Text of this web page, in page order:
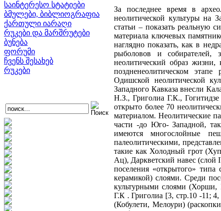
საინტერესო სტატიები
ბმულები, ბიბლიოგრაფია
ქართული იარაღი
რუკები და მარშრუტები
ბუნება
ფორუმი
ჩვენს შესახებ
რუკები
За последнее время в археологической литературе появилось мнение отрицавшее существование неолитической культуры на Западном Кавказе [11, стр.84-93; 21, стр.9-21; 22, стр.6 -19]. Цель нашей статьи – показать реальную ситуацию неолитической культуры этого региона. На основе фактического материала ключевых памятников этой своеобразной и самобытной неолитической культуры, в кратце и наглядно показать, как в недрах местного мезолита т.е . в среде присваивающего хозяйства охотников, рыболовов и собирателей, зарождается неолитическая техника (обработки каменных орудий) и неолитический образ жизни, как происходит постепенный переход к производящему хозяйству и на поздненеолитическом этапе развития, уже фиксируется становление раннеземледельческого очага Одишской неолитической культуры. Значительный вклад в дело изучения неолитической культуры Западного Кавказа внесли Каландадзе А.Н., Лукин А.Л., Формозов А.А., Соловьев Л.Н., Бердзенишвили Н.З., Григолиа Г.К., Гогитидзе С., Каландадзе К.С., Небиеридзе Л.Д. По сей день, на Западном Кавказе открыто более 70 неолитических поселений и отдельных местонахождений с типичным неолитическим материалом. Неолитические памятники охватили все регионы Западного Кавказа начиная с ее Cеверной части -до Юго- Западной, также Центральную и Восточную части. Среди неолитических поселений имеются многослойные пещерные памятники с четкой стратиграфией в которых наряду с палеолитическими, представлены позднемезолитические и ранненеолитические (безкерамические) слои: такие как Холодный грот (Хупинипшахва) и Апианча (Кодорское ущелье), Ацинская пещера (ущелье р. Ац), Даркветский навес (слой IV) и пещера Котиас Клде (Чиатурский р-он). Также имеются однослойные поселения «открытого» типа с ранненеолитическими (безкерамическими) и поздненеолитическими (с керамикой) слоями. Среди поселений «открытого» типа выделяются памятники с нетронутыми (in situ) культурными слоями (Хорши, Палури). Памятники открыты, исследованы и опубликованы археологом Г.К . Григолиа [3, стр.10 -11; 4, стр.13-15; 16]. Также имеются поселения с частично нетронутыми слоями (Кобулети, Мелоури) (раскопки Гогитидзе, Небиеридзе). На основе материалов Палури (Цаленджихский р-он), с учетом других известных данных Г.К.Григолиа была выделенна неолитическая культура зонального характера [16]. Благодаря имеющимся памятникам стало возможным выработать периодизацию неолитической культуры, которые дали важные данные о ряде основных вопросов эпохи неолита, в частности таких узловых, как время зарождения, становления и характер производящего хозяйства [23; 24; 25]. В неолитической культуре было выделенно два основных этапа развития (ранний и поздний), также имеются памятники переходные между ними [23, стр.67-71; 25, стр.104], Ранненеолитический этап характеризуется следующими памятниками: Холодный грот I, Апианча I, Ацинская пещера I,